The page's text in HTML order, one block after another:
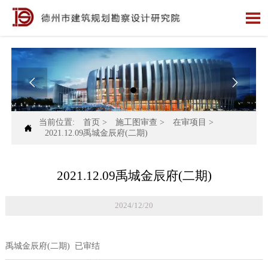

 

当前位置: 首页 > 施工图审查 > 在审项目 >
2021.12.09禹城金辰府(二期)
2021.12.09禹城金辰府(二期)
2024/12/20
禹城金辰府(二期) 已审结